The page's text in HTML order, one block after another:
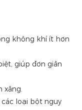
không khí ít hơn
giúp đơn giản
xăng.
loại bột nguy